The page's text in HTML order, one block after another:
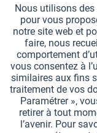
INFORMATIONS
MODES DE
*Tous les prix
Paramètres
Gravures laser sur des
Suivi
Nous utilisons
pour vous
notre site web et
faire, nous
comportement
vous consentez à
similaires aux fins
traitement de vos
Paramétrer »,
retirer à tout
l’avenir. Pour